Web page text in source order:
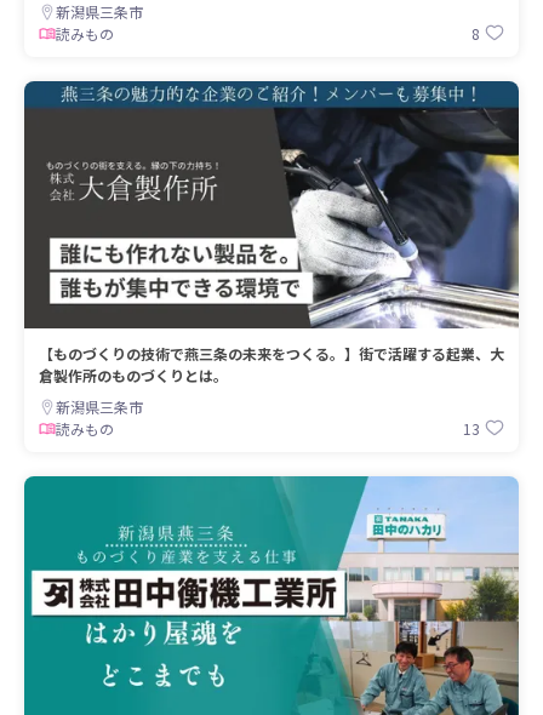
新潟県三条市
読みもの
8
【ものづくりの技術で燕三条の未来をつくる。】街で活躍する起業、大
倉製作所のものづくりとは。
新潟県三条市
読みもの
13